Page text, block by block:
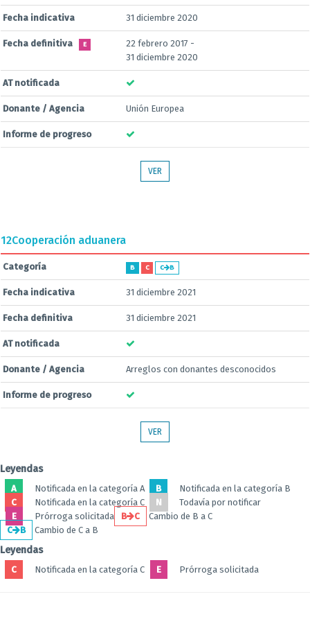
Fecha indicativa 31 diciembre 2020
Fecha definitiva E
22 febrero 2017 -
31 diciembre 2020
AT notificada
Donante / Agencia Unión Europea
Informe de progreso
VER
12Cooperación aduanera
Categoría B C C B
Fecha indicativa 31 diciembre 2021
Fecha definitiva 31 diciembre 2021
AT notificada
Donante / Agencia Arreglos con donantes desconocidos
Informe de progreso
VER
Leyendas
A Notificada en la categoría A B
Notificada en la categoría B
C
Notificada en la categoría C N
Todavía por notificar
E
Prórroga solicitada B C
Cambio de B a C
C
B Cambio de C a B
Leyendas
C Notificada en la categoría C E Prórroga solicitada